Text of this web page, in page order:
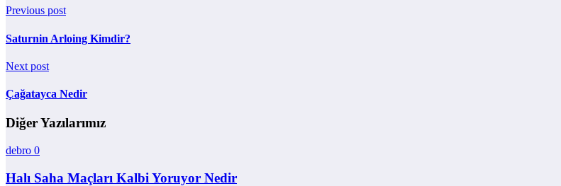
Previous post
Saturnin Arloing Kimdir?
Next post
Çağatayca Nedir
Diğer Yazılarımız
debro 0
Halı Saha Maçları Kalbi Yoruyor Nedir